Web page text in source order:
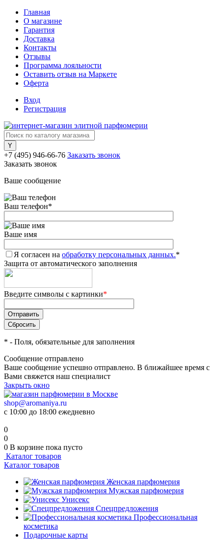
Главная
О магазине
Гарантия
Доставка
Контакты
Отзывы
Программа лояльности
Оставить отзыв на Маркете
Оферта
Вход
Регистрация
+7 (495) 946-66-76 Заказать звонок
Заказать звонок
Ваше сообщение
Ваш телефон*
Ваше имя
Я согласен на обработку персональных данных.*
Защита от автоматического заполнения
Введите символы с картинки*
* - Поля, обязательные для заполнения
Сообщение отправлено
Ваше сообщение успешно отправлено. В ближайшее время с
Вами свяжется наш специалист
Закрыть окно
shop@aromaniya.ru
с 10:00 до 18:00 ежедневно
0
0
0 В корзине пока пусто
Каталог товаров
Каталог товаров
Женская парфюмерия
Мужская парфюмерия
Унисекс
Спецпредложения
Профессиональная
косметика
Подарочные карты